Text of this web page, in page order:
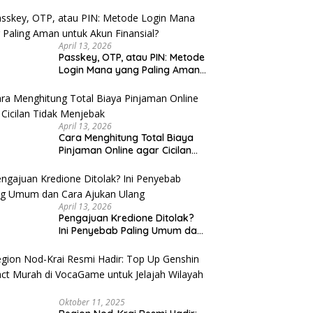
April 13, 2026
Passkey, OTP, atau PIN: Metode
Login Mana yang Paling Aman
April 13, 2026
Cara Menghitung Total Biaya
Pinjaman Online agar Cicilan
April 13, 2026
Pengajuan Kredione Ditolak?
Ini Penyebab Paling Umum dan
Oktober 11, 2025